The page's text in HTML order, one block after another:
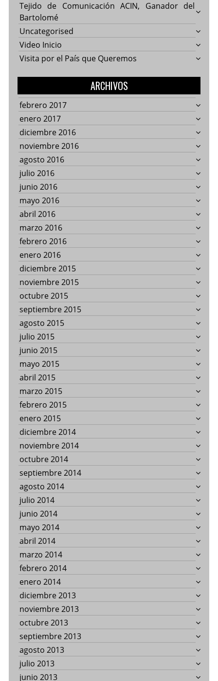
Tejido de Comunicación ACIN, Ganador del
Bartolomé
Uncategorised
Video Inicio
Visita por el País que Queremos
ARCHIVOS
febrero 2017
enero 2017
diciembre 2016
noviembre 2016
agosto 2016
julio 2016
junio 2016
mayo 2016
abril 2016
marzo 2016
febrero 2016
enero 2016
diciembre 2015
noviembre 2015
octubre 2015
septiembre 2015
agosto 2015
julio 2015
junio 2015
mayo 2015
abril 2015
marzo 2015
febrero 2015
enero 2015
diciembre 2014
noviembre 2014
octubre 2014
septiembre 2014
agosto 2014
julio 2014
junio 2014
mayo 2014
abril 2014
marzo 2014
febrero 2014
enero 2014
diciembre 2013
noviembre 2013
octubre 2013
septiembre 2013
agosto 2013
julio 2013
junio 2013